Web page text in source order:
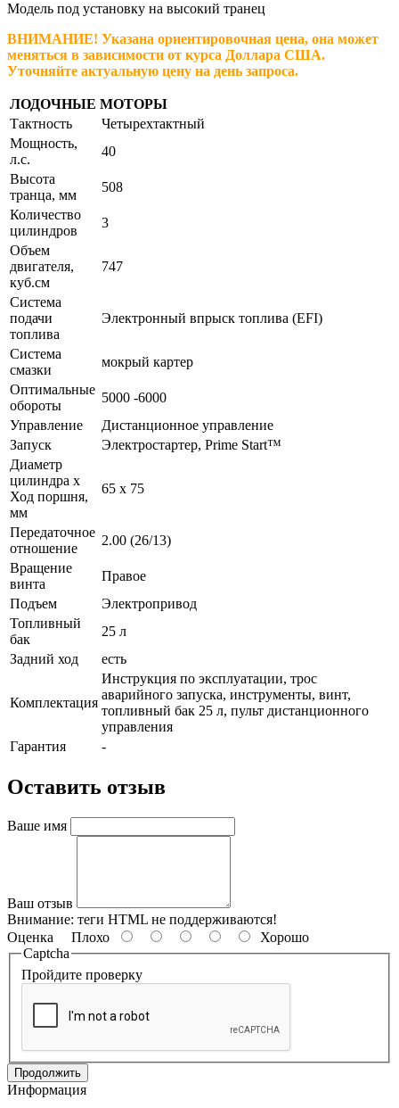
Модель под установку на высокий транец
ВНИМАНИЕ! Указана ориентировочная цена, она может
меняться в зависимости от курса Доллара США.
Уточняйте актуальную цену на день запроса.
ЛОДОЧНЫЕ МОТОРЫ
Тактность
Четырехтактный
Мощность,
л.с.
40
Высота
транца, мм
508
Количество
цилиндров
3
Объем
двигателя,
куб.см
747
Система
подачи
топлива
Электронный впрыск топлива (EFI)
Система
смазки
мокрый картер
Оптимальные
обороты
5000 -6000
Управление
Дистанционное управление
Запуск
Электростартер, Prime Start™
Диаметр
цилиндра х
Ход поршня,
мм
65 х 75
Передаточное
отношение
2.00 (26/13)
Вращение
винта
Правое
Подъем
Электропривод
Топливный
бак
25 л
Задний ход
есть
Комплектация
Инструкция по эксплуатации, трос
аварийного запуска, инструменты, винт,
топливный бак 25 л, пульт дистанционного
управления
Гарантия
-
Оставить отзыв
Ваше имя
Ваш отзыв
Внимание: теги HTML не поддерживаются!
Оценка Плохо
Хорошо
Captcha
Пройдите проверку
Продолжить
Информация